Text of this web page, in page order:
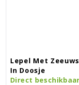
Lepel Met
In Doosje
Direct beschikbaar